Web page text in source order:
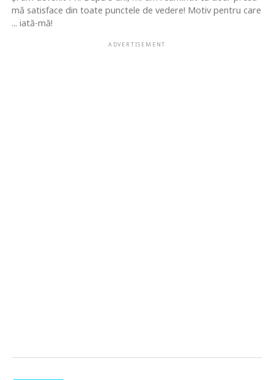
mă satisface din toate punctele de vedere! Motiv pentru care
... iată-mă!
ADVERTISEMENT